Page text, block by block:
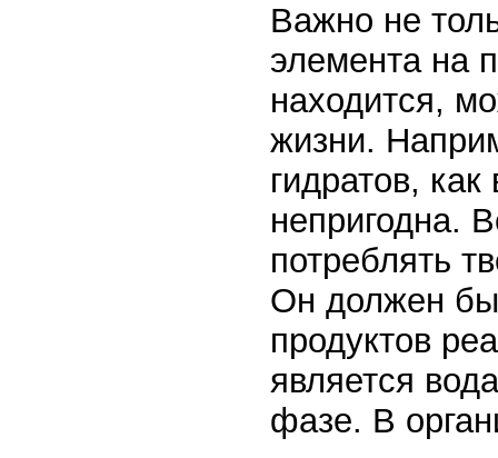
Важно не
элемента на
находится,
жизни.
гидратов,
непригодна.
потреблять
Он должен
продуктов
является
фазе. В